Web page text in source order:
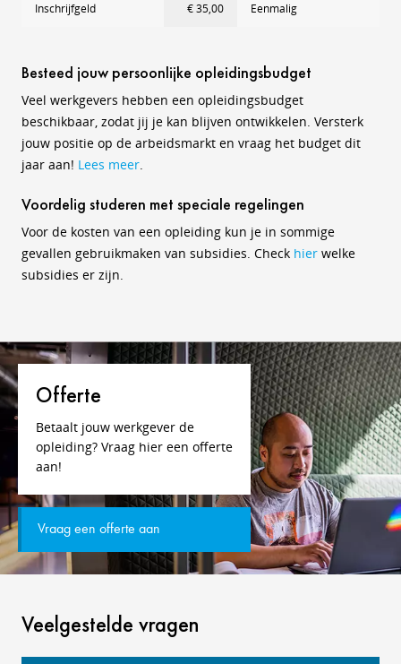
Inschrijfgeld € 35,00 Eenmalig
Besteed jouw persoonlijke opleidingsbudget
Veel werkgevers hebben een opleidingsbudget
beschikbaar, zodat jij je kan blijven ontwikkelen. Versterk
jouw positie op de arbeidsmarkt en vraag het budget dit
jaar aan! Lees meer.
Voordelig studeren met speciale regelingen
Voor de kosten van een opleiding kun je in sommige
gevallen gebruikmaken van subsidies. Check hier welke
subsidies er zijn.
Offerte
Betaalt jouw werkgever de
opleiding? Vraag hier een offerte
aan!
Vraag een offerte aan
Veelgestelde vragen